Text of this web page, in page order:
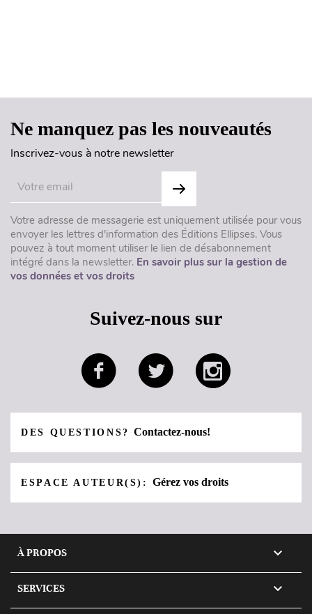
Ne manquez pas les nouveautés
Inscrivez-vous à notre newsletter
Votre adresse de messagerie est uniquement utilisée pour vous
envoyer les lettres d'information des Éditions Ellipses. Vous
pouvez à tout moment utiliser le lien de désabonnement
intégré dans la newsletter. En savoir plus sur la gestion de
vos données et vos droits
Suivez-nous sur
DES QUESTIONS?Contactez-nous!
ESPACE AUTEUR(S):Gérez vos droits
À PROPOS 
SERVICES 